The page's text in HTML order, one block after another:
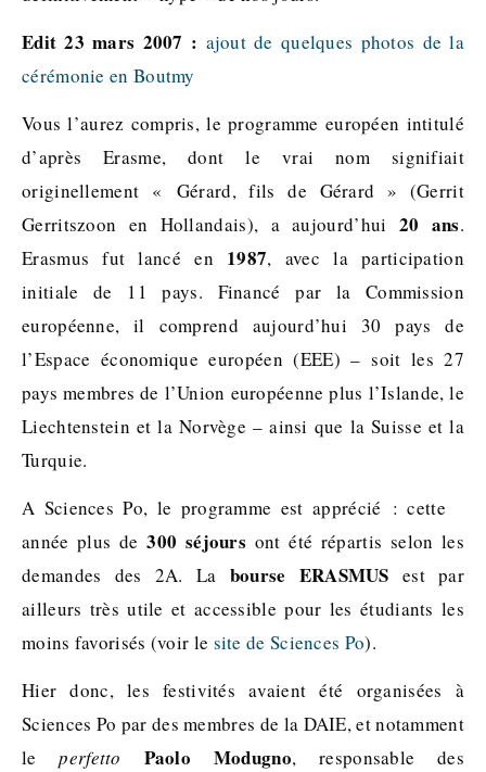
Edit 23 mars 2007 : ajout de quelques photos de la
cérémonie en Boutmy
Vous l’aurez compris, le programme européen intitulé
d’après Erasme, dont le vrai nom signifiait
originellement « Gérard, fils de Gérard » (Gerrit
Gerritszoon en Hollandais), a aujourd’hui 20 ans.
Erasmus fut lancé en 1987, avec la participation
initiale de 11 pays. Financé par la Commission
européenne, il comprend aujourd’hui 30 pays de
l’Espace économique européen (EEE) – soit les 27
pays membres de l’Union européenne plus l’Islande, le
Liechtenstein et la Norvège – ainsi que la Suisse et la
Turquie.
A Sciences Po, le programme est apprécié : cette
année plus de300 séjours ont été répartis selon les
demandes des 2A. La bourse ERASMUS est par
ailleurs très utile et accessible pour les étudiants les
moins favorisés (voir le site de Sciences Po).
Hier donc, les festivités avaient été organisées à
Sciences Po par des membres de la DAIE, et notamment
leperfetto Paolo Modugno, responsable des